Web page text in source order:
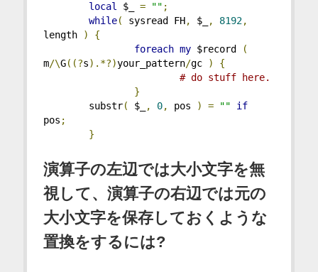
local $_ = "" ;
while( sysread FH, $_ , 8192,
length
)
{
foreach my $record
(
m/\G((?s).*?)your_pattern/gc )
{
# do stuff here.
}
substr( $_ , 0, pos ) = ""
if
pos ;
}
演算子の左辺では大小文字を無
視して、演算子の右辺では元の
大小文字を保存しておくような
置換をするには?